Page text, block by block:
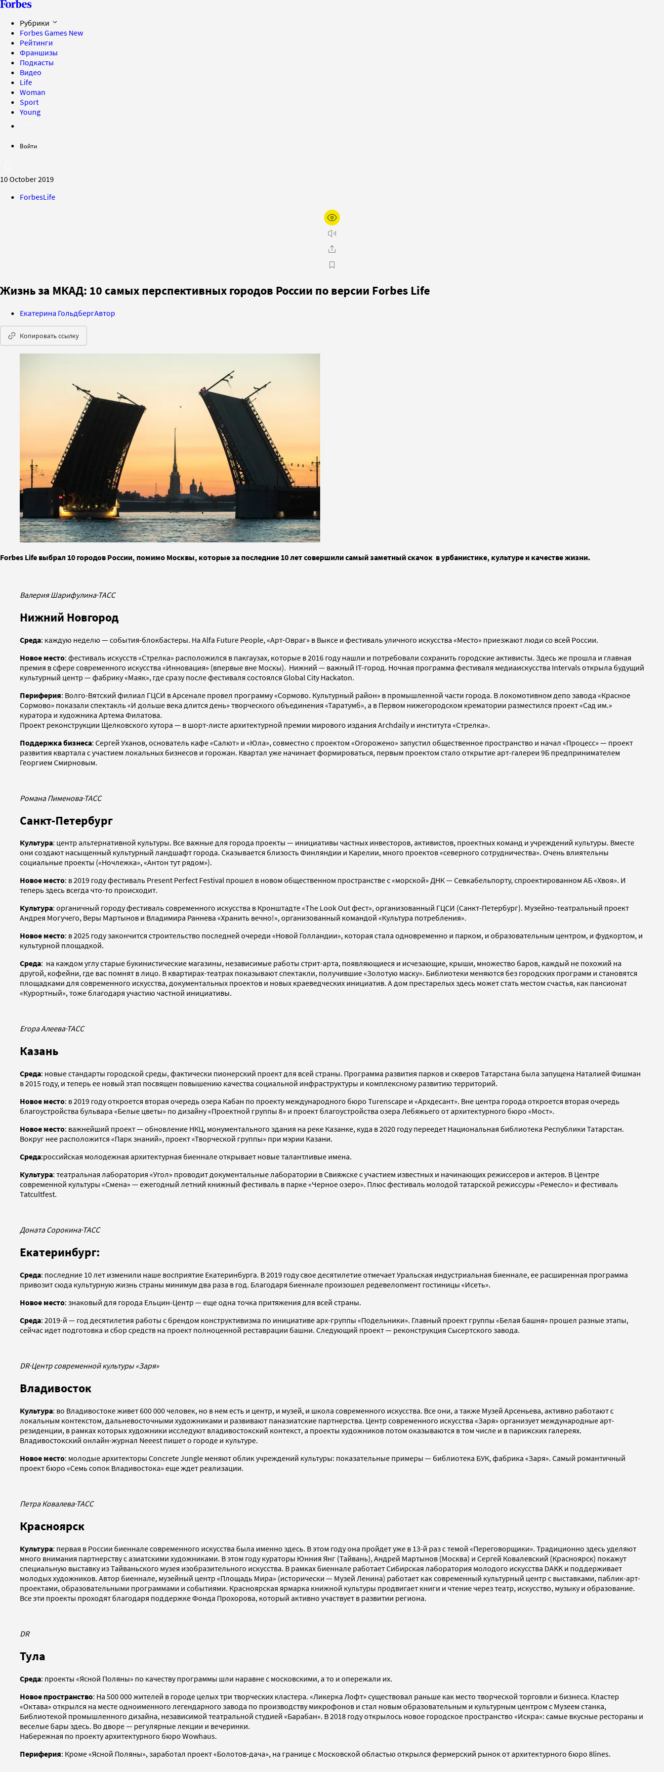
Рубрики
Forbes Games New
Рейтинги
Франшизы
Подкасты
Видео
Life
Woman
Sport
Young
Войти
10 October 2019
ForbesLife
Жизнь за МКАД: 10 самых перспективных городов России по версии Forbes Life
Екатерина ГольдбергАвтор
Копировать ссылку
Forbes Life выбрал 10 городов России, помимо Москвы, которые за последние 10 лет совершили самый заметный скачок в урбанистике, культуре и качестве жизни.
Валерия Шарифулина·ТАСС
Нижний Новгород
Среда: каждую неделю — события-блокбастеры. На Alfa Future People, «Арт-Овраг» в Выксе и фестиваль уличного искусства «Место» приезжают люди со всей России.
Новое место: фестиваль искусств «Стрелка» расположился в пакгаузах, которые в 2016 году нашли и потребовали сохранить городские активисты. Здесь же прошла и главная
премия в сфере современного искусства «Инновация» (впервые вне Москы). Нижний — важный IT-город. Ночная программа фестиваля медиаискусства Intervals открыла будущий
культурный центр — фабрику «Маяк», где сразу после фестиваля состоялся Global City Hackaton.
Периферия: Волго-Вятский филиал ГЦСИ в Арсенале провел программу «Сормово. Культурный район» в промышленной части города. В локомотивном депо завода «Красное
Сормово» показали спектакль «И дольше века длится день» творческого объединения «Таратумб», а в Первом нижегородском крематории разместился проект «Сад им.»
куратора и художника Артема Филатова.
Проект реконструкции Щелковского хутора — в шорт-листе архитектурной премии мирового издания Archdaily и института «Стрелка».
Поддержка бизнеса: Сергей Уханов, основатель кафе «Салют» и «Юла», совместно с проектом «Огорожено» запустил общественное пространство и начал «Процесс» — проект
развития квартала с участием локальных бизнесов и горожан. Квартал уже начинает формироваться, первым проектом стало открытие арт-галереи 9Б предпринимателем
Георгием Смирновым.
Романа Пименова·ТАСС
Санкт-Петербург
Культура: центр альтернативной культуры. Все важные для города проекты — инициативы частных инвесторов, активистов, проектных команд и учреждений культуры. Вместе
они создают насыщенный культурный ландшафт города. Сказывается близость Финляндии и Карелии, много проектов «северного сотрудничества». Очень влиятельны
социальные проекты («Ночлежка», «Антон тут рядом»).
Новое место: в 2019 году фестиваль Present Perfect Festival прошел в новом общественном пространстве с «морской» ДНК — Севкабельпорту, спроектированном АБ «Хвоя». И
теперь здесь всегда что-то происходит.
Культура: органичный городу фестиваль современного искусства в Кронштадте «The Look Out фест», организованный ГЦСИ (Санкт-Петербург). Музейно-театральный проект
Андрея Могучего, Веры Мартынов и Владимира Раннева «Хранить вечно!», организованный командой «Культура потребления».
Новое место: в 2025 году закончится строительство последней очереди «Новой Голландии», которая стала одновременно и парком, и образовательным центром, и фудкортом, и
культурной площадкой.
Среда: на каждом углу старые букинистические магазины, независимые работы стрит-арта, появляющиеся и исчезающие, крыши, множество баров, каждый не похожий на
другой, кофейни, где вас помнят в лицо. В квартирах-театрах показывают спектакли, получившие «Золотую маску». Библиотеки меняются без городских программ и становятся
площадками для современного искусства, документальных проектов и новых краеведческих инициатив. А дом престарелых здесь может стать местом счастья, как пансионат
«Курортный», тоже благодаря участию частной инициативы.
Егора Алеева·ТАСС
Казань
Среда: новые стандарты городской среды, фактически пионерский проект для всей страны. Программа развития парков и скверов Татарстана была запущена Наталией Фишман
в 2015 году, и теперь ее новый этап посвящен повышению качества социальной инфраструктуры и комплексному развитию территорий.
Новое место: в 2019 году откроется вторая очередь озера Кабан по проекту международного бюро Turenscape и «Архдесант». Вне центра города откроется вторая очередь
благоустройства бульвара «Белые цветы» по дизайну «Проектной группы 8» и проект благоустройства озера Лебяжьего от архитектурного бюро «Мост».
Новое место: важнейший проект — обновление НКЦ, монументального здания на реке Казанке, куда в 2020 году переедет Национальная библиотека Республики Татарстан.
Вокруг нее расположится «Парк знаний», проект «Творческой группы» при мэрии Казани.
Среда:российская молодежная архитектурная биеннале открывает новые талантливые имена.
Культура: театральная лаборатория «Угол» проводит документальные лаборатории в Свияжске с участием известных и начинающих режиссеров и актеров. В Центре
современной культуры «Смена» — ежегодный летний книжный фестиваль в парке «Черное озеро». Плюс фестиваль молодой татарской режиссуры «Ремесло» и фестиваль
Tatcultfest.
Доната Сорокина·ТАСС
Екатеринбург:
Среда: последние 10 лет изменили наше восприятие Екатеринбурга. В 2019 году свое десятилетие отмечает Уральская индустриальная биеннале, ее расширенная программа
привозит сюда культурную жизнь страны минимум два раза в год. Благодаря биеннале произошел редевелопмент гостиницы «Исеть».
Новое место: знаковый для города Ельцин-Центр — еще одна точка притяжения для всей страны.
Среда: 2019-й — год десятилетия работы с брендом конструктивизма по инициативе арх-группы «Подельники». Главный проект группы «Белая башня» прошел разные этапы,
сейчас идет подготовка и сбор средств на проект полноценной реставрации башни. Следующий проект — реконструкция Сысертского завода.
DR·Центр современной культуры «Заря»
Владивосток
Культура: во Владивостоке живет 600 000 человек, но в нем есть и центр, и музей, и школа современного искусства. Все они, а также Музей Арсеньева, активно работают с
локальным контекстом, дальневосточными художниками и развивают паназиатские партнерства. Центр современного искусства «Заря» организует международные арт-
резиденции, в рамках которых художники исследуют владивостокский контекст, а проекты художников потом оказываются в том числе и в парижских галереях.
Владивостокский онлайн-журнал Neeest пишет о городе и культуре.
Новое место: молодые архитекторы Concrete Jungle меняют облик учреждений культуры: показательные примеры — библиотека БУК, фабрика «Заря». Самый романтичный
проект бюро «Семь сопок Владивостока» еще ждет реализации.
Петра Ковалева·ТАСС
Красноярск
Культура: первая в России биеннале современного искусства была именно здесь. В этом году она пройдет уже в 13-й раз с темой «Переговорщики». Традиционно здесь уделяют
много внимания партнерству с азиатскими художниками. В этом году кураторы Юнния Янг (Тайвань), Андрей Мартынов (Москва) и Сергей Ковалевский (Красноярск) покажут
специальную выставку из Тайваньского музея изобразительного искусства. В рамках биеннале работает Сибирская лаборатория молодого искусства DAKK и поддерживает
молодых художников. Автор биеннале, музейный центр «Площадь Мира» (исторически — Музей Ленина) работает как современный культурный центр с выставками, паблик-арт-
проектами, образовательными программами и событиями. Красноярская ярмарка книжной культуры продвигает книги и чтение через театр, искусство, музыку и образование.
Все эти проекты проходят благодаря поддержке Фонда Прохорова, который активно участвует в развитии региона.
DR
Тула
Среда: проекты «Ясной Поляны» по качеству программы шли наравне с московскими, а то и опережали их.
Новое пространство: На 500 000 жителей в городе целых три творческих кластера. «Ликерка Лофт» существовал раньше как место творческой торговли и бизнеса. Кластер
«Октава» открылся на месте одноименного легендарного завода по производству микрофонов и стал новым образовательным и культурным центром с Музеем станка,
Библиотекой промышленного дизайна, независимой театральной студией «Барабан». В 2018 году открылось новое городское пространство «Искра»: самые вкусные рестораны и
веселые бары здесь. Во дворе — регулярные лекции и вечеринки.
Набережная по проекту архитектурного бюро Wowhaus.
Периферия: Кроме «Ясной Поляны», заработал проект «Болотов-дача», на границе с Московской областью открылся фермерский рынок от архитектурного бюро 8lines.